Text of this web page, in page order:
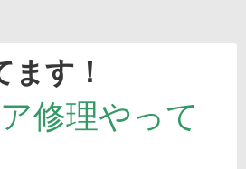
ます！
修理やって